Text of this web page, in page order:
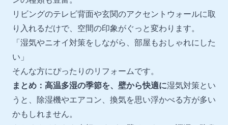
リビングのテレビ背面や玄関のアクセントウォールに取
り入れるだけで、空間の印象がぐっと変わります。
「湿気やニオイ対策をしながら、部屋もおしゃれにした
い」
そんな方にぴったりのリフォームです。
まとめ：高温多湿の季節を、壁から快適に湿気対策とい
うと、除湿機やエアコン、換気を思い浮かべる方が多い
かもしれません。